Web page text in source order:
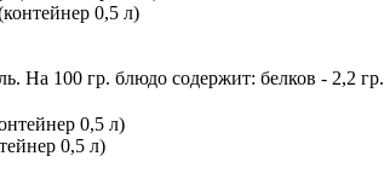
0,5 л)
На 100 гр. блюдо содержит: белков - 2,2
0,5 л)